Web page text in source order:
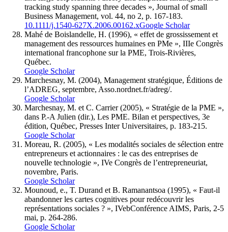
tracking study spanning three decades », Journal of small
Business Management, vol. 44, no 2, p. 167-183.
10.1111/j.1540-627X.2006.00162.xGoogle Scholar
Mahé de Boislandelle, H. (1996), « effet de grossissement et
management des ressources humaines en PMe », IIIe Congrès
international francophone sur la PME, Trois-Rivières,
Québec.
Google Scholar
Marchesnay, M. (2004), Management stratégique, Éditions de
l’ADREG, septembre, Asso.nordnet.fr/adreg/.
Google Scholar
Marchesnay, M. et C. Carrier (2005), « Stratégie de la PME »,
dans P.-A Julien (dir.), Les PME. Bilan et perspectives, 3e
édition, Québec, Presses Inter Universitaires, p. 183-215.
Google Scholar
Moreau, R. (2005), « Les modalités sociales de sélection entre
entrepreneurs et actionnaires : le cas des entreprises de
nouvelle technologie », IVe Congrès de l’entrepreneuriat,
novembre, Paris.
Google Scholar
Mounoud, e., T. Durand et B. Ramanantsoa (1995), « Faut-il
abandonner les cartes cognitives pour redécouvrir les
représentations sociales ? », IVebConférence AIMS, Paris, 2-5
mai, p. 264-286.
Google Scholar